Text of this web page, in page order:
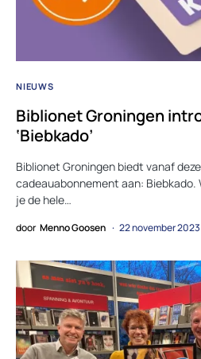
NIEUWS
Biblionet Groningen
‘Biebkado’
Biblionet Groningen biedt vanaf
cadeauabonnement aan: Biebkado.
je de hele…
door Menno Goosen 22 november 2023